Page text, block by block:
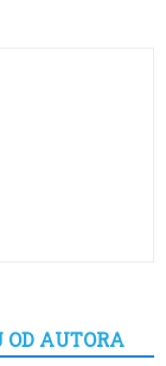
OD AUTORA